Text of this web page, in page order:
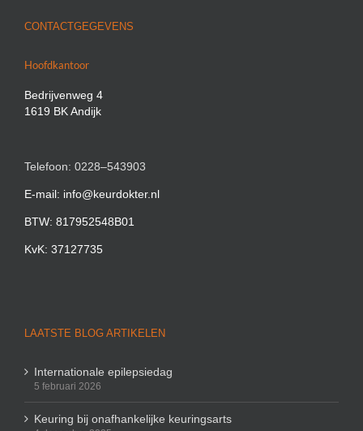
CONTACTGEGEVENS
Hoofdkantoor
Bedrijvenweg 4
1619 BK Andijk
Telefoon: 0228–543903
E-mail: info@keurdokter.nl
BTW: 817952548B01
KvK: 37127735
LAATSTE BLOG ARTIKELEN
Internationale epilepsiedag
5 februari 2026
Keuring bij onafhankelijke keuringsarts